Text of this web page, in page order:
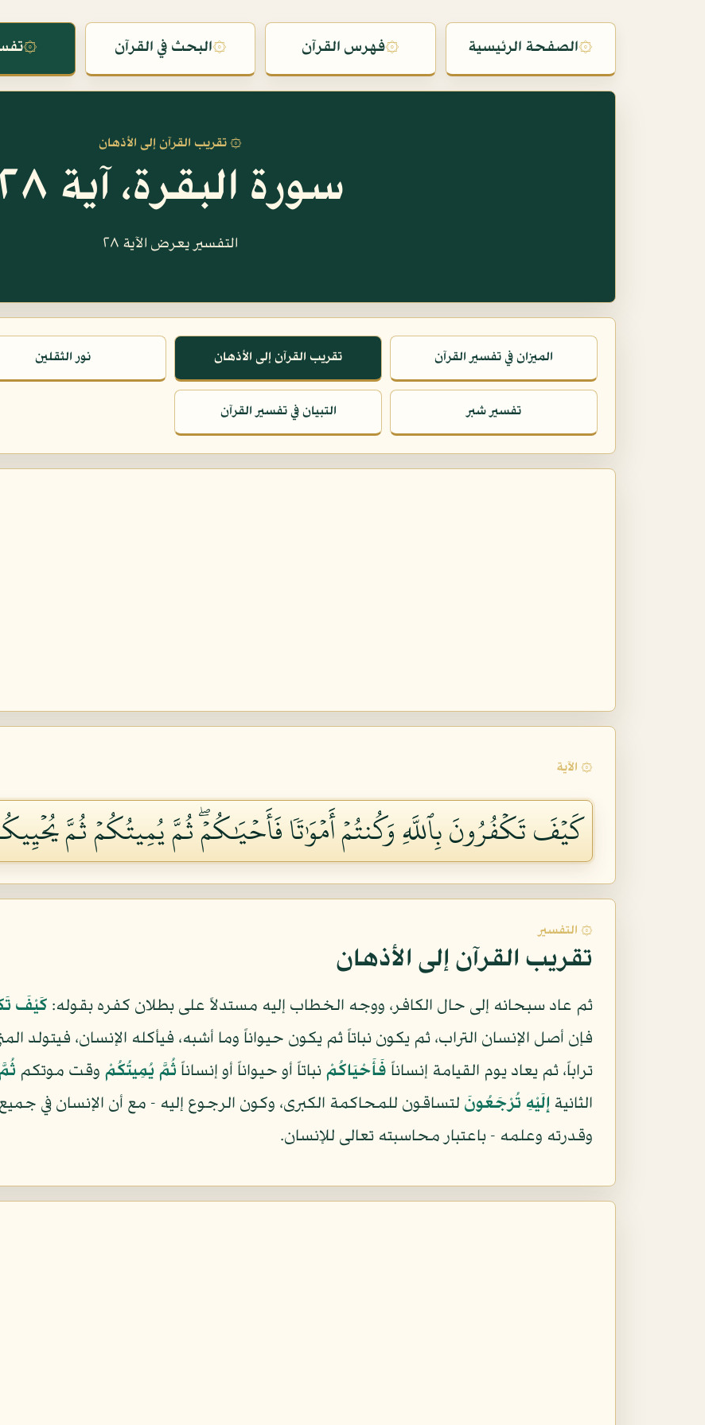
۞الصفحة الرئيسية ۞فهرس القرآن ۞البحث في القرآن ۞
۞ تقريب القرآن إلى الأذهان
سورة البقرة، آية ٢٨
التفسير يعرض الآية ٢٨
الميزان في تفسير القرآن تقريب القرآن إلى الأذهان نور الثقلين
تفسير شبر التبيان في تفسير القرآن
۞ الآية
كَيۡفَ تَكۡفُرُونَ بِٱللَّهِ وَكُنتُمۡ أَمۡوَٰتٗا فَأَحۡيَٰكُمۡۖ ثُمَّ يُمِيتُكُمۡ ثُمَّ يُحۡيِيكُمۡ
۞ التفسير
تقريب القرآن إلى الأذهان
ثم عاد سبحانه إلى حال الكافر، ووجه الخطاب إليه مستدلاً على بطلان كفره بقوله: كَيْفَ
فإن أصل الإنسان التراب، ثم يكون نباتاً ثم يكون حيواناً وما أشبه، فيأكله الإنسان، فيتولد
تراباً، ثم يعاد يوم القيامة إنساناً فَأَحْيَاكُمْ نباتاً أو حيواناً أو إنساناً ثُمَّ يُمِيتُكُمْ وقت موتكم
الثانية إِلَيْهِ تُرْجَعُونَ لتساقون للمحاكمة الكبرى، وكون الرجوع إليه - مع أن الإنسان في
وقدرته وعلمه - باعتبار محاسبته تعالى للإنسان.